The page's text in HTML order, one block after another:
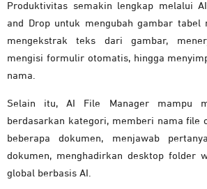
Produktivitas semakin lengkap melalui
and Drop untuk mengubah gambar tabel
mengekstrak teks dari gambar,
mengisi formulir otomatis, hingga
nama.
Selain itu, AI File Manager mampu
berdasarkan kategori, memberi nama file
beberapa dokumen, menjawab
dokumen, menghadirkan desktop folder
global berbasis AI.